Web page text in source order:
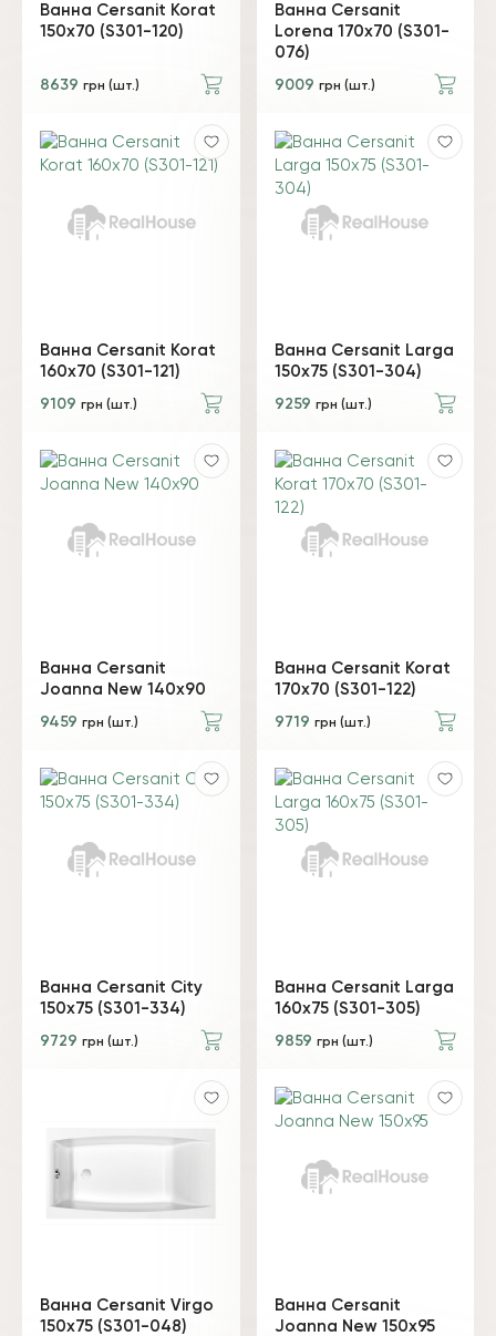
Ванна Cersanit Korat
150x70 (S301-120)
8639 грн (шт.)
Ванна Cersanit
Lorena 170x70 (S301-
076)
9009 грн (шт.)
Ванна Cersanit Korat
160x70 (S301-121)
9109 грн (шт.)
Ванна Cersanit Larga
150x75 (S301-304)
9259 грн (шт.)
Ванна Cersanit
Joanna New 140x90
9459 грн (шт.)
Ванна Cersanit Korat
170x70 (S301-122)
9719 грн (шт.)
Ванна Cersanit City
150x75 (S301-334)
9729 грн (шт.)
Ванна Cersanit Larga
160x75 (S301-305)
9859 грн (шт.)
Ванна Cersanit Virgo
150x75 (S301-048)
Ванна Cersanit
Joanna New 150x95